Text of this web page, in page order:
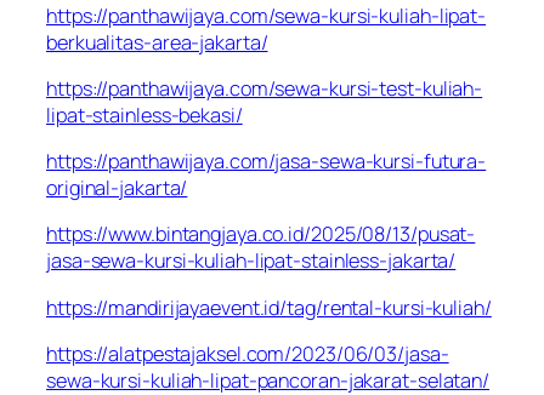
https://panthawijaya.com/sewa-kursi-kuliah-lipat-
berkualitas-area-jakarta/
https://panthawijaya.com/sewa-kursi-test-kuliah-
lipat-stainless-bekasi/
https://panthawijaya.com/jasa-sewa-kursi-futura-
original-jakarta/
https://www.bintangjaya.co.id/2025/08/13/pusat-
jasa-sewa-kursi-kuliah-lipat-stainless-jakarta/
https://mandirijayaevent.id/tag/rental-kursi-kuliah/
https://alatpestajaksel.com/2023/06/03/jasa-
sewa-kursi-kuliah-lipat-pancoran-jakarat-selatan/